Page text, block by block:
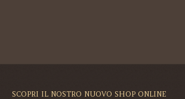
SCOPRI IL NOSTRO NUOVO SHOP ONLINE